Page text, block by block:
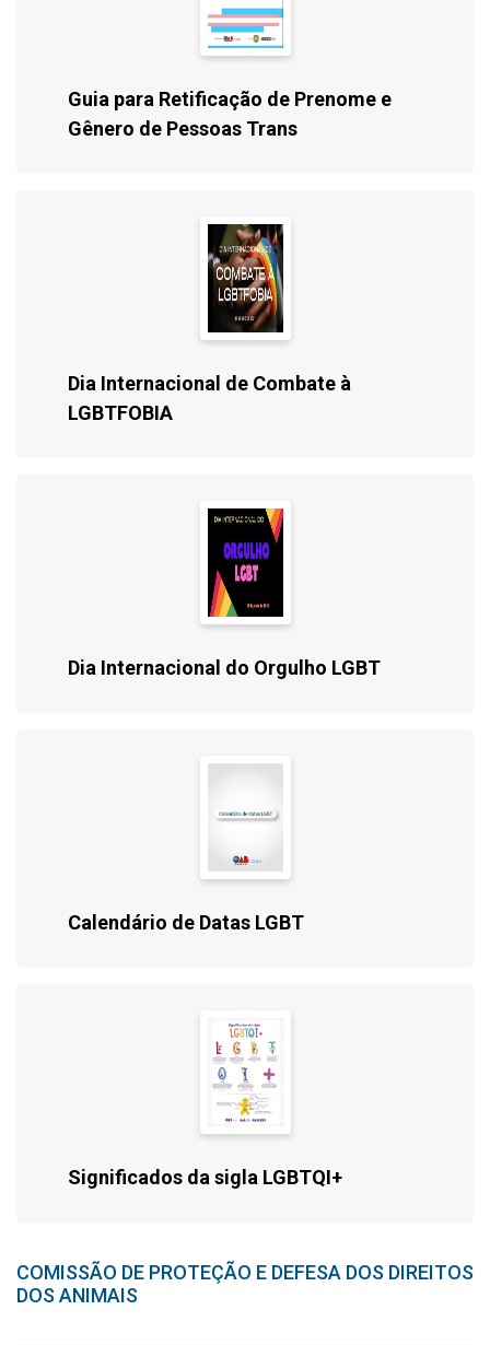
Guia para Retificação de Prenome e
Gênero de Pessoas Trans
Dia Internacional de Combate à
LGBTFOBIA
Dia Internacional do Orgulho LGBT
Calendário de Datas LGBT
Significados da sigla LGBTQI+
COMISSÃO DE PROTEÇÃO E DEFESA DOS DIREITOS
DOS ANIMAIS